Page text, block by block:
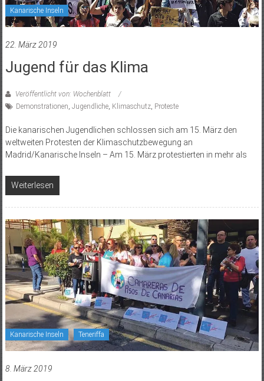
Kanarische Inseln
22. März 2019
Jugend für das Klima
Veröffentlicht von: Wochenblatt
Demonstrationen, Jugendliche, Klimaschutz, Proteste
Die kanarischen Jugendlichen schlossen sich am 15. März den
weltweiten Protesten der Klimaschutzbewegung an
Madrid/Kanarische Inseln – Am 15. März protestierten in mehr als
Weiterlesen
Kanarische Inseln Teneriffa
8. März 2019